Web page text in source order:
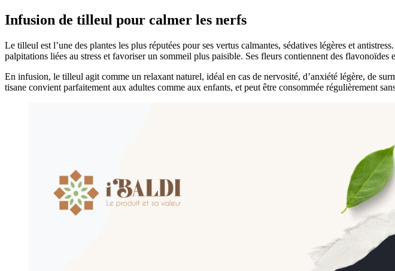
Infusion de tilleul pour calmer les nerfs
Le tilleul est l’une des plantes les plus réputées pour ses vertus calmantes, sédatives légères et
palpitations liées au stress et favoriser un sommeil plus paisible. Ses fleurs contiennent des
En infusion, le tilleul agit comme un relaxant naturel, idéal en cas de nervosité, d’anxiété légère, de
tisane convient parfaitement aux adultes comme aux enfants, et peut être consommée régulièrement